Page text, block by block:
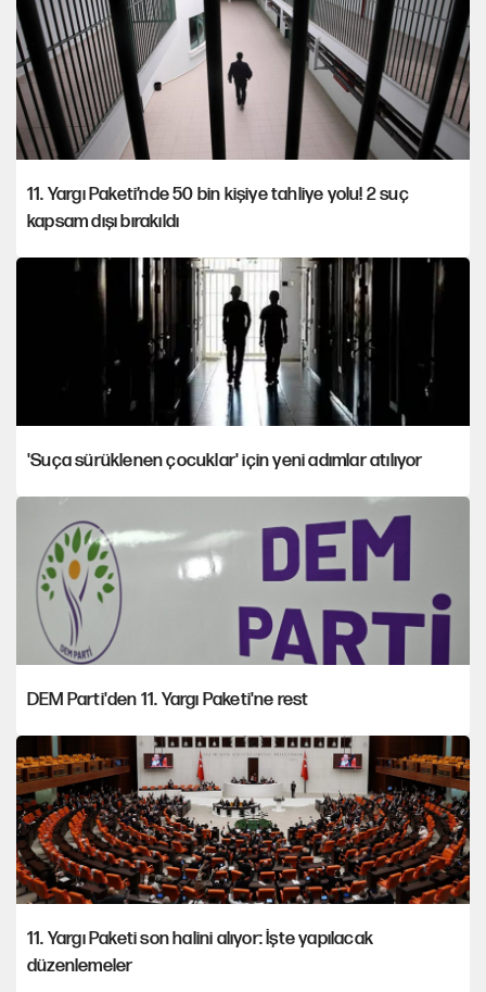
11. Yargı Paketi’nde 50 bin kişiye tahliye yolu! 2 suç
kapsam dışı bırakıldı
'Suça sürüklenen çocuklar' için yeni adımlar atılıyor
DEM Parti'den 11. Yargı Paketi'ne rest
11. Yargı Paketi son halini alıyor: İşte yapılacak
düzenlemeler